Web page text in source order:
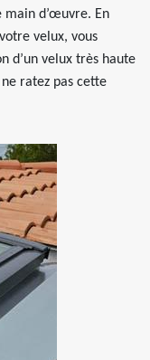
d’œuvre. En
velux, vous
d’un velux très haute
ratez pas cette